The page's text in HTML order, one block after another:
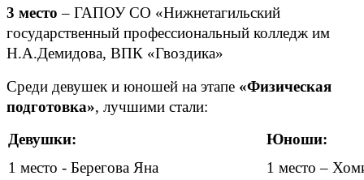
3 место– ГАПОУ СО «Нижнетагильский
государственный профессиональный колледж им
Н.А.Демидова, ВПК «Гвоздика»
Среди девушек и юношей на этапе «Физическая
подготовка», лучшими стали:
Девушки:
1 место - Берегова Яна
Юноши:
1 место –